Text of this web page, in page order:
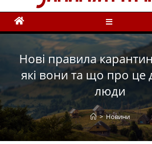
Нові правила
які вони та що про це
люди
> Новини